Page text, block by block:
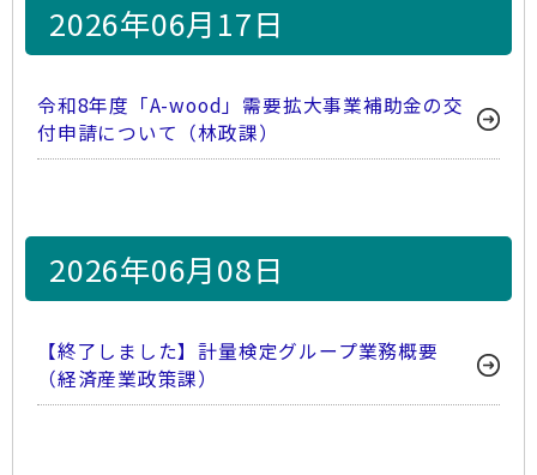
2026年06月17日
令和8年度「A-wood」需要拡大事業補助金の交
付申請について（林政課）
2026年06月08日
【終了しました】計量検定グループ業務概要
（経済産業政策課）